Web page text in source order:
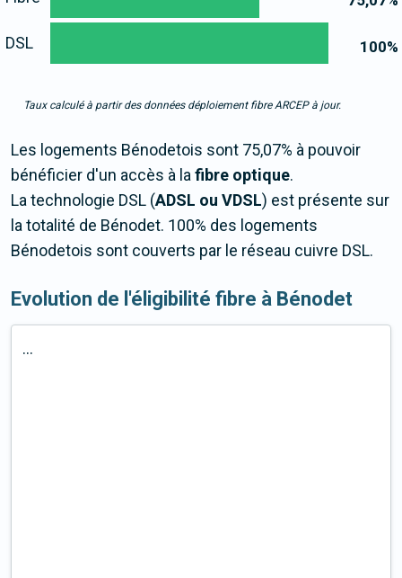
100%
DSL
Taux calculé à partir des données déploiement fibre ARCEP à jour.
Les logements Bénodetois sont 75,07% à pouvoir
bénéficier d'un accès à lafibre optique.
La technologie DSL (ADSL ou VDSL) est présente sur
la totalité de Bénodet. 100% des logements
Bénodetois sont couverts par le réseau cuivre DSL.
Evolution de l'éligibilité fibre à Bénodet
...